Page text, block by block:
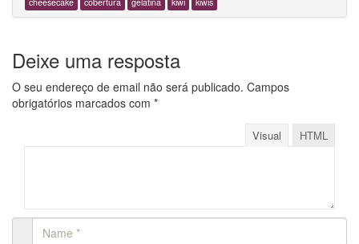
Deixe uma resposta
O seu endereço de email não será publicado. Campos
obrigatórios marcados com *
Visual HTML